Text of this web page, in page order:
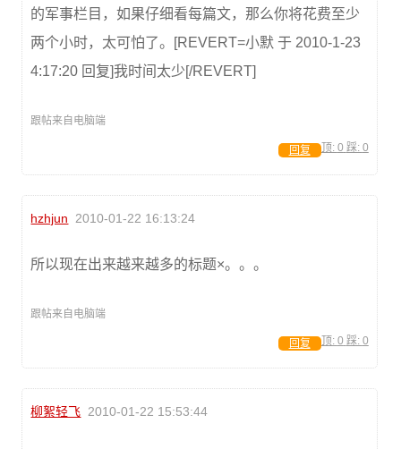
的军事栏目，如果仔细看每篇文，那么你将花费至少
两个小时，太可怕了。[REVERT=小默 于 2010-1-23
4:17:20 回复]我时间太少[/REVERT]
跟帖来自电脑端
顶: 0 踩: 0
回复
hzhjun 2010-01-22 16:13:24
所以现在出来越来越多的标题×。。。
跟帖来自电脑端
顶: 0 踩: 0
回复
柳絮轻飞 2010-01-22 15:53:44